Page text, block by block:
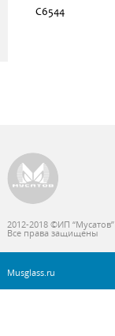
С6544
2012-2018 ©ИП “Мусатов”
Все права защищены
Musglass.ru